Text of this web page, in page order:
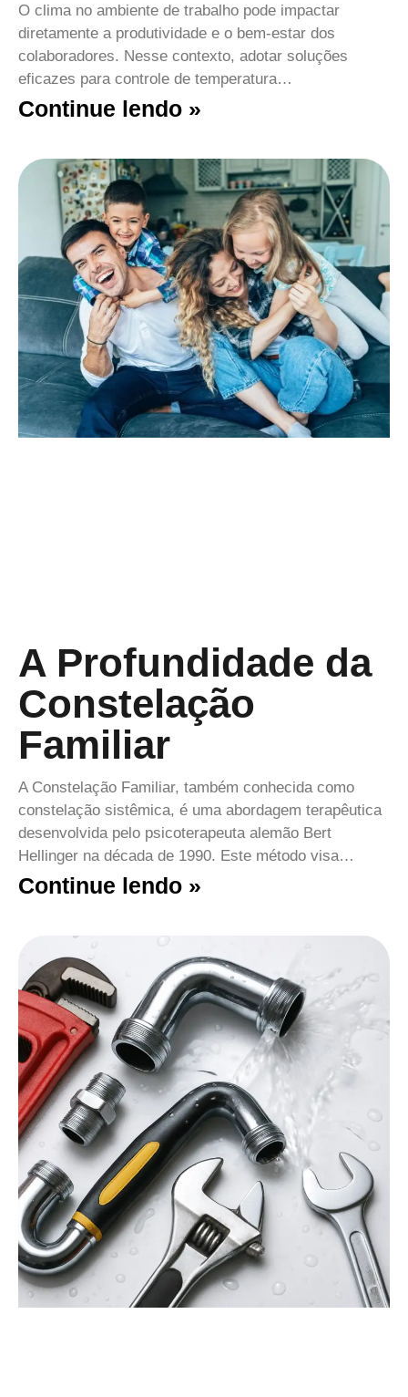
O clima no ambiente de trabalho pode impactar
diretamente a produtividade e o bem-estar dos
colaboradores. Nesse contexto, adotar soluções
eficazes para controle de temperatura…
Continue lendo »
A Profundidade da
Constelação
Familiar
A Constelação Familiar, também conhecida como
constelação sistêmica, é uma abordagem terapêutica
desenvolvida pelo psicoterapeuta alemão Bert
Hellinger na década de 1990. Este método visa…
Continue lendo »